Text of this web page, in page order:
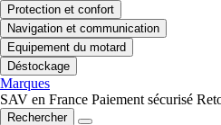
Protection et confort
Navigation et communication
Equipement du motard
Déstockage
Marques
SAV en France Paiement sécurisé
Rechercher